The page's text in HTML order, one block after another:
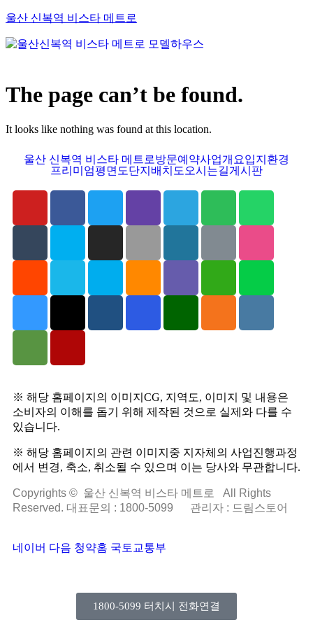
울산 신복역 비스타 메트로
The page can’t be found.
It looks like nothing was found at this location.
1800-5099 터치시 전화연결
울산 신복역 비스타 메트로방문예약사업개요입지환경
프리미엄평면도단지배치도 오시는길게시판
※ 해당 홈페이지의 이미지CG, 지역도, 이미지 및 내용은
소비자의 이해를 돕기 위해 제작된 것으로 실제와 다를 수
있습니다.
※ 해당 홈페이지의 관련 이미지중 지자체의 사업진행과정
에서 변경, 축소, 취소될 수 있으며 이는 당사와 무관합니다.
Copyrights © 울산 신복역 비스타 메트로 All Rights
Reserved. 대표문의 : 1800-5099 관리자 : 드림스토어
네이버 다음 청약홈 국토교통부